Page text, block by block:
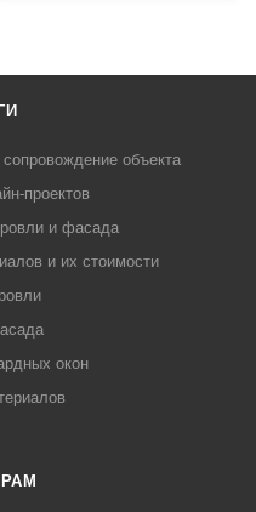
объекта
проектов
и фасада
и их стоимости
окон